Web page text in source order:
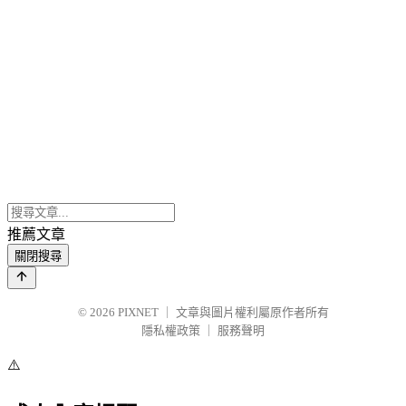
推薦文章
關閉搜尋
© 2026 PIXNET
文章與圖片權利屬原作者所有
隱私權政策
服務聲明
⚠️